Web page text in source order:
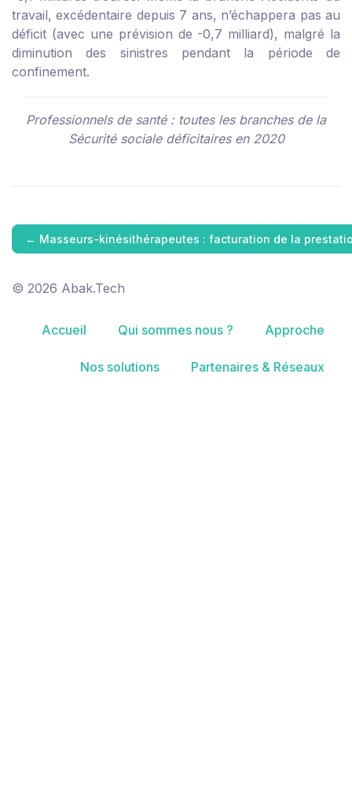
travail, excédentaire depuis 7 ans, n’échappera pas au
déficit (avec une prévision de -0,7 milliard), malgré la
diminution des sinistres pendant la période de
confinement.
Professionnels de santé : toutes les branches de la
Sécurité sociale déficitaires en 2020
← Masseurs-kinésithérapeutes : facturation de la
© 2026 Abak.Tech
Accueil Qui sommes nous ? Approche
Nos solutions Partenaires & Réseaux